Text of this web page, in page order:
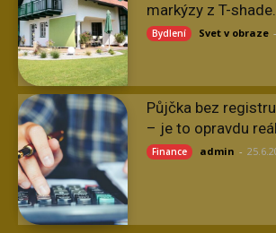
markýzy z T-
Bydlení Svet v obraze -
Půjčka bez
– je to opravdu
Finance admin -